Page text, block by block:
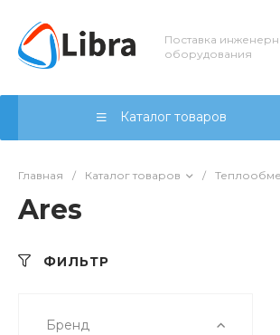
Поставка
оборудования
Каталог товаров
Главная / Каталог товаров /
Ares
ФИЛЬТР
Бренд